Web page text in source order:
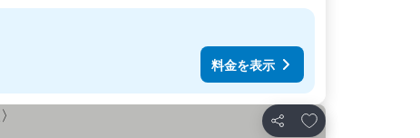
料金を表示
シェア
お気に入りに追加